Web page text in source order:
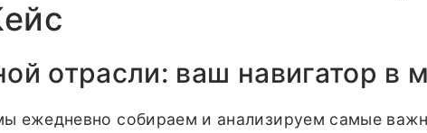
отрасли: ваш навигатор в
ежедневно собираем и анализируем самые